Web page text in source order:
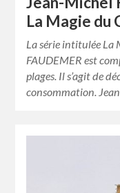
La Magie du
La série intitulée La
FAUDEMER est
plages. Il s’agit de
consommation.